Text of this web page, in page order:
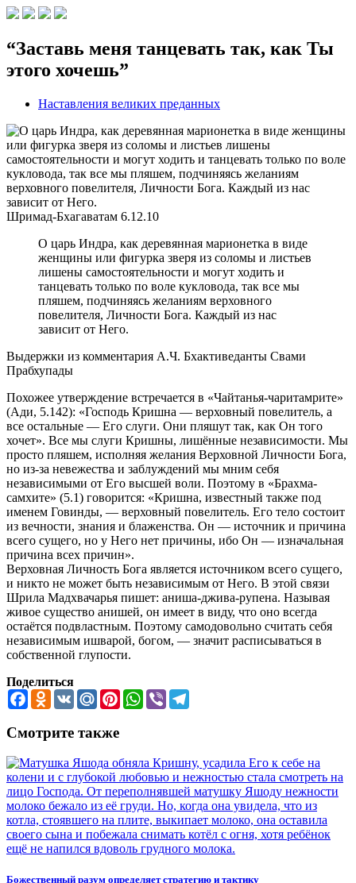
“Заставь меня танцевать так, как Ты
этого хочешь”
Наставления великих преданных
Шримад-Бхагаватам 6.12.10
О царь Индра, как деревянная марионетка в виде
женщины или фигурка зверя из соломы и листьев
лишены самостоятельности и могут ходить и
танцевать только по воле кукловода, так все мы
пляшем, подчиняясь желаниям верховного
повелителя, Личности Бога. Каждый из нас
зависит от Него.
Выдержки из комментария А.Ч. Бхактиведанты Свами
Прабхупады
Похожее утверждение встречается в «Чайтанья-чаритамрите»
(Ади, 5.142): «Господь Кришна — верховный повелитель, а
все остальные — Его слуги. Они пляшут так, как Он того
хочет». Все мы слуги Кришны, лишённые независимости. Мы
просто пляшем, исполняя желания Верховной Личности Бога,
но из-за невежества и заблуждений мы мним себя
независимыми от Его высшей воли. Поэтому в «Брахма-
самхите» (5.1) говорится: «Кришна, известный также под
именем Говинды, — верховный повелитель. Его тело состоит
из вечности, знания и блаженства. Он — источник и причина
всего сущего, но у Него нет причины, ибо Он — изначальная
причина всех причин».
Верховная Личность Бога является источником всего сущего,
и никто не может быть независимым от Него. В этой связи
Шрила Мадхвачарья пишет: аниша-джива-рупена. Называя
живое существо анишей, он имеет в виду, что оно всегда
остаётся подвластным. Поэтому самодовольно считать себя
независимым ишварой, богом, — значит расписываться в
собственной глупости.
Поделиться
FacebookOdnoklassniki
VK Mail.RuPinterestWhatsApp
Viber
Смотрите также
Божественный разум определяет стратегию и тактику